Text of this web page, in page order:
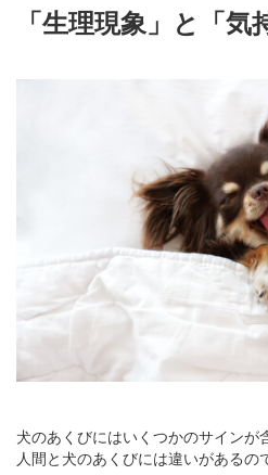
「生理現象」と「気
犬のあくびにはいくつかのサインが
人間と犬のあくびには違いがあるの